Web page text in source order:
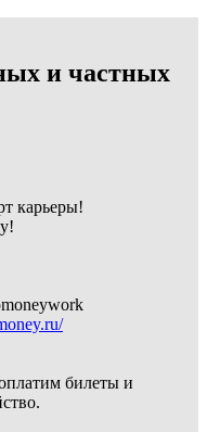
и частных
карьеры!
билеты и